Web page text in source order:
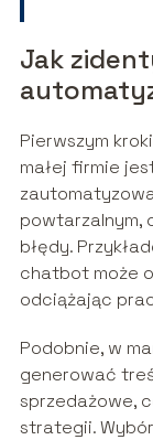
Jak
Pierwszym
małej firmie
powtarzalnym,
błędy.
chatbot może
odciążając
Podobnie, w
generować
sprzedażowe,
strategii.